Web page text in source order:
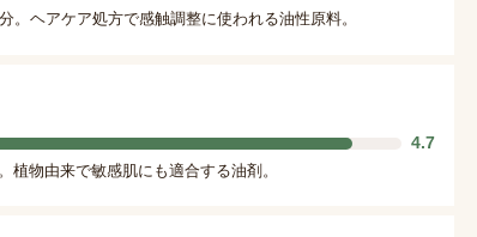
ヘアケア処方で感触調整に使われる油性原料。
4.7
物由来で敏感肌にも適合する油剤。